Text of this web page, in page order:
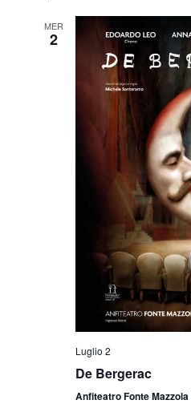
MER
2
Luglio 2
De Bergerac
Anfiteatro Fonte Mazzola